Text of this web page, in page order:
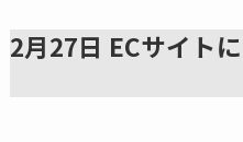
2月27日 ECサイ